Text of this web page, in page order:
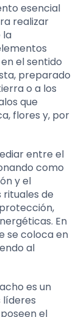
esencial
realizar
la
el sentido
preparado
o a los
que
flores y, por
entre el
como
y el
de
En
se coloca en
al
es un
líderes
el